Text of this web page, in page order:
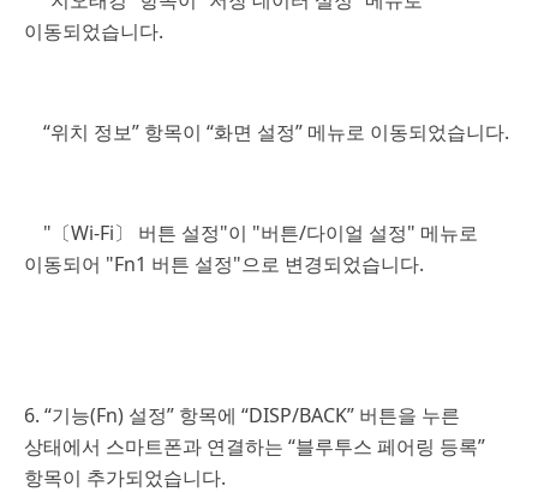
이동되었습니다.
“위치 정보” 항목이 “화면 설정” 메뉴로 이동되었습니다.
"〔Wi-Fi〕 버튼 설정"이 "버튼/다이얼 설정" 메뉴로
이동되어 "Fn1 버튼 설정"으로 변경되었습니다.
6. “기능(Fn) 설정” 항목에 “DISP/BACK” 버튼을 누른
상태에서 스마트폰과 연결하는 “블루투스 페어링 등록”
항목이 추가되었습니다.